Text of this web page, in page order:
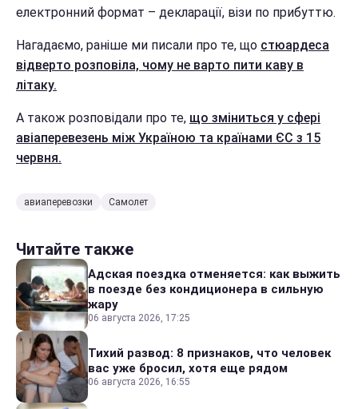
електронний формат – декларації, візи по прибуттю.
Нагадаємо, раніше ми писали про те, що стюардеса
відверто розповіла, чому не варто пити каву в
літаку.
А також розповідали про те, що зміниться у сфері
авіаперевезень між Україною та країнами ЄС з 15
червня.
авиаперевозки Самолет
Читайте также
Адская поездка отменяется: как выжить
в поезде без кондиционера в сильную
жару
06 августа 2026, 17:25
Тихий развод: 8 признаков, что человек
вас уже бросил, хотя еще рядом
06 августа 2026, 16:55